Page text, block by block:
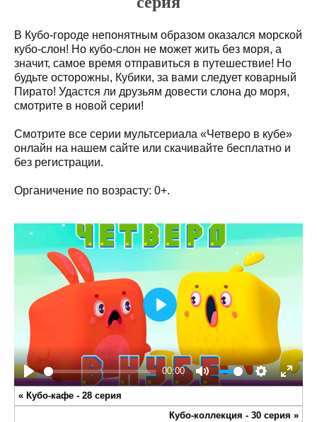
В Кубо-городе непонятным образом оказался морской
кубо-слон! Но кубо-слон не может жить без моря, а
значит, самое время отправиться в путешествие! Но
будьте осторожны, Кубики, за вами следует коварный
Пирато! Удастся ли друзьям довести слона до моря,
смотрите в новой серии!
Смотрите все серии мультсериала «Четверо в кубе»
онлайн на нашем сайте или скачивайте бесплатно и
без регистрации.
Органичение по возрасту: 0+.
Play
00:00
Mute Settings
Enter
Play
« Кубо-кафе - 28 серия
Кубо-коллекция - 30 серия »